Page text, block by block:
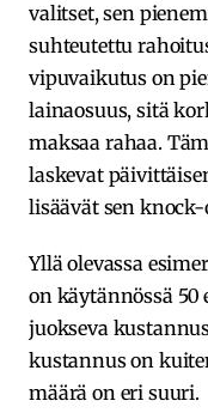
valitset, sen
suhteutettu
vipuvaikutus on
lainaosuus, sitä
maksaa rahaa.
laskevat
lisäävät sen
Yllä olevassa
on käytännössä 50
juokseva
kustannus on
määrä on eri suuri.